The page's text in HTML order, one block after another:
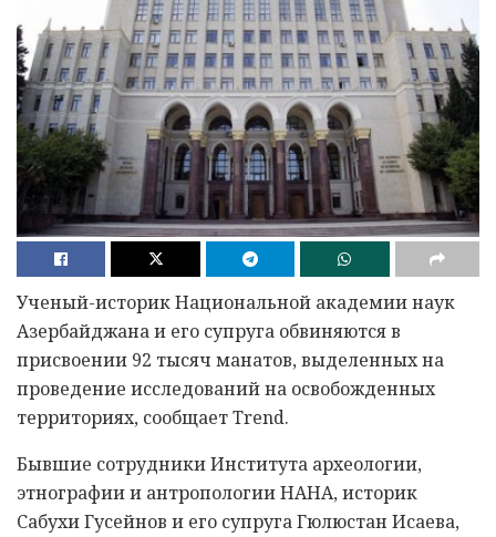
Ученый-историк Национальной академии наук
Азербайджана и его супруга обвиняются в
присвоении 92 тысяч манатов, выделенных на
проведение исследований на освобожденных
территориях, сообщает Trend.
Бывшие сотрудники Института археологии,
этнографии и антропологии НАНА, историк
Сабухи Гусейнов и его супруга Гюлюстан Исаева,